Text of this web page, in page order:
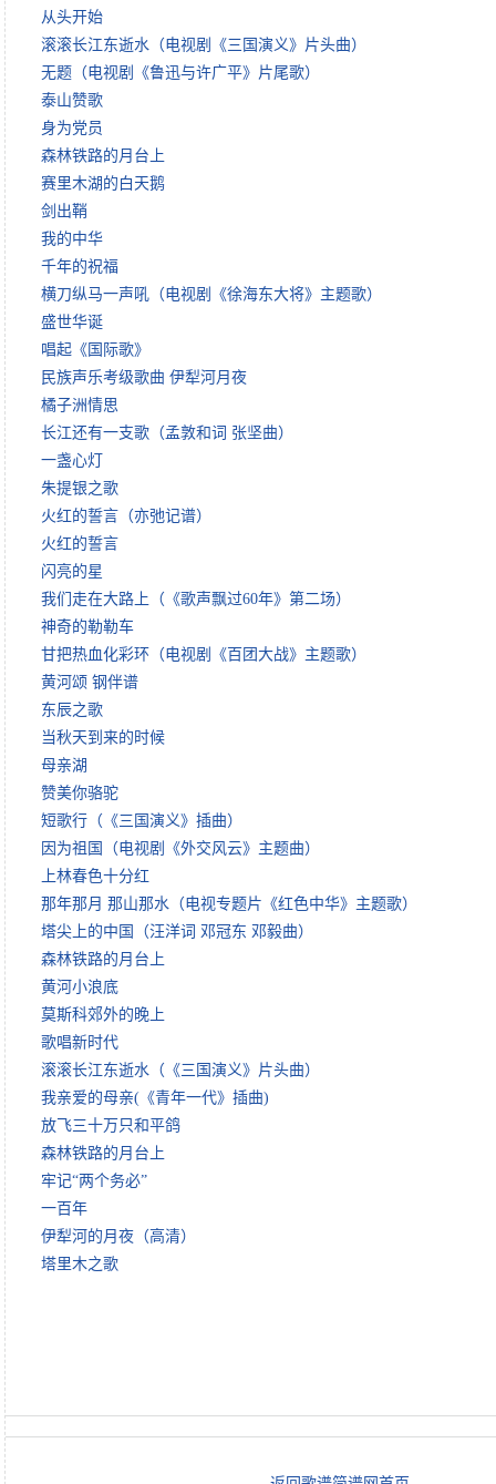
从头开始
滚滚长江东逝水（电视剧《三国演义》片头曲）
无题（电视剧《鲁迅与许广平》片尾歌）
泰山赞歌
身为党员
森林铁路的月台上
赛里木湖的白天鹅
剑出鞘
我的中华
千年的祝福
横刀纵马一声吼（电视剧《徐海东大将》主题歌）
盛世华诞
唱起《国际歌》
民族声乐考级歌曲 伊犁河月夜
橘子洲情思
长江还有一支歌（孟敦和词 张坚曲）
一盏心灯
朱提银之歌
火红的誓言（亦弛记谱）
火红的誓言
闪亮的星
我们走在大路上（《歌声飘过60年》第二场）
神奇的勒勒车
甘把热血化彩环（电视剧《百团大战》主题歌）
黄河颂 钢伴谱
东辰之歌
当秋天到来的时候
母亲湖
赞美你骆驼
短歌行（《三国演义》插曲）
因为祖国（电视剧《外交风云》主题曲）
上林春色十分红
那年那月 那山那水（电视专题片《红色中华》主题歌）
塔尖上的中国（汪洋词 邓冠东 邓毅曲）
森林铁路的月台上
黄河小浪底
莫斯科郊外的晚上
歌唱新时代
滚滚长江东逝水（《三国演义》片头曲）
我亲爱的母亲(《青年一代》插曲)
放飞三十万只和平鸽
森林铁路的月台上
牢记“两个务必”
一百年
伊犁河的月夜（高清）
塔里木之歌